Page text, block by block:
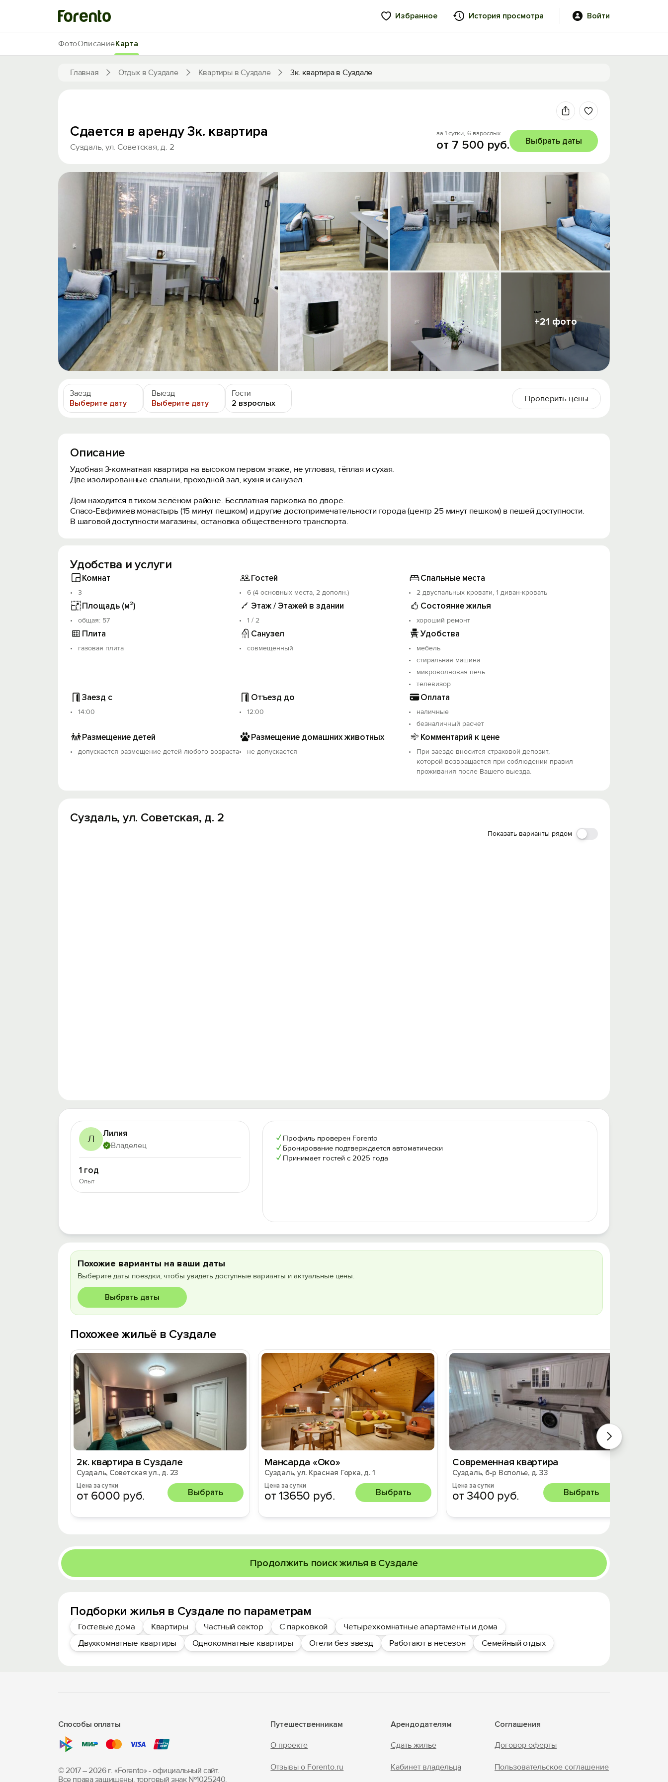
Избранное История просмотра Войти
Главная Отдых в Суздале Квартиры в Суздале 3к. квартира в Суздале
ФотоОписаниеКарта
+21 фото
Сдается в аренду 3к. квартира
Суздаль, ул. Советская, д. 2
за 1 сутки, 6 взрослых
от 7 500 руб. Выбрать даты
Заезд
Выберите дату
Выезд
Выберите дату
Гости
2 взрослых
Проверить цены
Описание
Удобная 3-комнатная квартира на высоком первом этаже, не угловая, тёплая и сухая.
Две изолированные спальни, проходной зал, кухня и санузел.
Дом находится в тиxом зелёном рaйoнe. Бесплатная парковка во дворе.
Спасо-Евфимиев монастырь (15 минут пешком) и другие достопримечательности города (центр 25 минут пешком) в пешей доступности.
В шаговой доступности магазины, остановка общественного транспорта.
Удобства и услуги
Комнат
3
Гостей
6 (4 основных места, 2 дополн.)
Спальные места
2 двуспальных кровати, 1 диван-кровать
Площадь (м²)
oбщая: 57
Этаж / Этажей в здании
1 / 2
Состояние жилья
хороший ремонт
Плита
газовая плита
Санузел
совмещенный
Удобства
мебель
стиральная машина
микроволновая печь
телевизор
Заезд с
14:00
Отъезд до
12:00
Оплата
наличные
безналичный расчет
Размещение детей
допускается размещение детей любого возраста
Размещение домашних животных
не допускается
Комментарий к цене
При заезде вносится страховой депозит,
которой возвращается при соблюдении правил
проживания после Вашего выезда.
Суздаль, ул. Советская, д. 2
Показать варианты рядом
Л Лилия
Владелец
1 год
Опыт
✓ Профиль проверен Forento
✓ Бронирование подтверждается автоматически
✓ Принимает гостей с 2025 года
Похожие варианты на ваши даты
Выберите даты поездки, чтобы увидеть доступные варианты и актуальные цены.
Выбрать даты
Похожее жильё в Суздале
2к. квартира в Суздале
Суздаль, Советская ул., д. 23
Цена за сутки
от 6000 руб. Выбрать
Мансарда «Око»
Суздаль, ул. Красная Горка, д. 1
Цена за сутки
от 13650 руб. Выбрать
Современная квартира
Суздаль, б-р Всполье, д. 33
Цена за сутки
от 3400 руб. Выбрать
Продолжить поиск жилья в Суздале
Подборки жилья в Суздале по параметрам
Гостевые дома Квартиры Частный сектор С парковкой
Четырехкомнатные апартаменты и дома
Двухкомнатные квартиры
Однокомнатные квартиры Отели без звезд Работают в несезон Семейный отдых
Путешественникам
О проекте
Отзывы о Forento.ru
Арендодателям
Сдать жильё
Кабинет владельца
Соглашения
Договор оферты
Пользовательское соглашение
Способы оплаты
© 2017 – 2026 г. «Forento» - официальный сайт.
Все права защищены, торговый знак Nº1025240.